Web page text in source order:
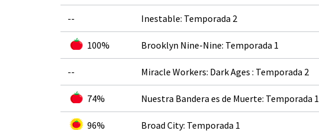
-- Inestable: Temporada 2
100% Brooklyn Nine-Nine: Temporada 1
-- Miracle Workers: Dark Ages : Temporada 2
74% Nuestra Bandera es de Muerte: Temporada 1
96% Broad City: Temporada 1